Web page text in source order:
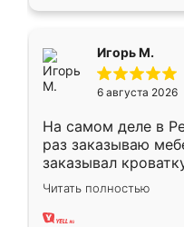
Игорь М.
6 августа 2026
На самом деле в
раз заказываю
заказывал
ребёнка при его
заказал шкаф-
хорошее сборка
Читать полностью